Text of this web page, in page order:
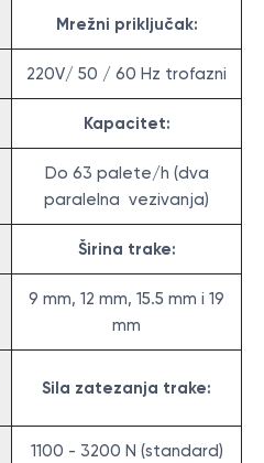
Mrežni priključak:
220V/ 50 / 60 Hz trofazni
Kapacitet:
Do 63 palete/h (dva
paralelna vezivanja)
Širina trake:
9 mm, 12 mm, 15.5 mm i 19
mm
Sila zatezanja trake:
1100 - 3200 N (standard)